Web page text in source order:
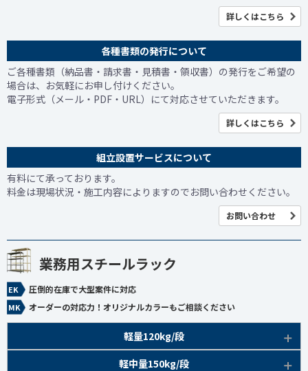
詳しくはこちら
各種書類の発行について
ご各種書類（納品書・請求書・見積書・領収書）の発行をご希望の
場合は、お気軽にお申し付けください。
電子形式（メール・PDF・URL）にて対応させていただきます。
詳しくはこちら
組立設置サービスについて
有料にて承っております。
料金は現場状況・施工内容によりますのでお問い合わせください。
お問い合わせ
業務用スチールラック
圧倒的在庫で大型案件に対応
オーダーの対応力！オリジナルカラーもご相談ください
軽量120kg/段
アイボリー、グレー軽中量150kg/段